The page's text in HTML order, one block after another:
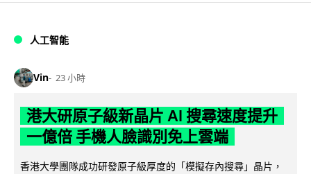
人工智能
Vin 23 小時
港大研原子級新晶片 AI 搜尋速度提升
一億倍 手機人臉識別免上雲端
香港大學團隊成功研發原子級厚度的「模擬存內搜尋」晶片，